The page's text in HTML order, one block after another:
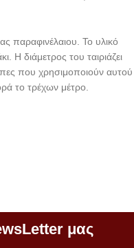
παραφινέλαιου. Το υλικό
Η διάμετρος του ταιριάζει
που χρησιμοποιούν αυτού
το τρέχων μέτρο.
μας